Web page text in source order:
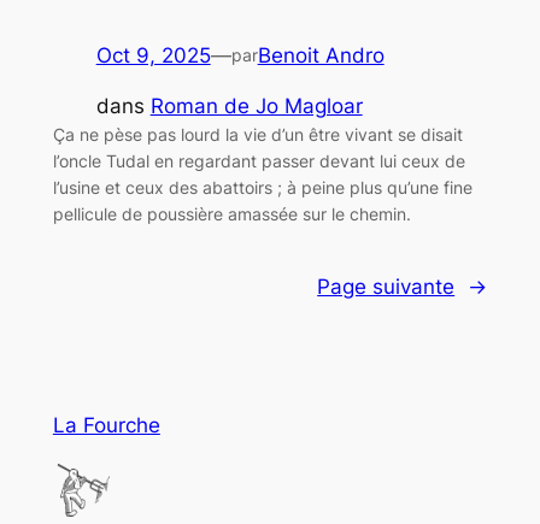
Oct 9, 2025—parBenoit Andro
dans Roman de Jo Magloar
Ça ne pèse pas lourd la vie d’un être vivant se disait
l’oncle Tudal en regardant passer devant lui ceux de
l’usine et ceux des abattoirs ; à peine plus qu’une fine
pellicule de poussière amassée sur le chemin.
Page suivante →
La Fourche